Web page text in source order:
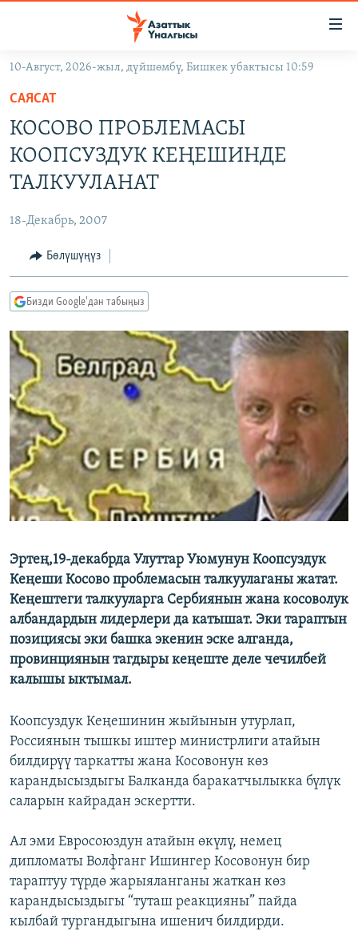
Навигацияга
өтүңүз
Издөөгө
салыңыз
САЯСАТ
МАДАНИЯТ
ДҮЙНӨ
УКРАИНА
ТВ ПРОГРАММАЛАР
БҮГҮН АЗАТТЫКТА
ДАНИСТЕ
ЭЖЕ-СИҢДИЛЕР
АЗАТТЫК+
ЫҢГАЙСЫЗ СУРООЛОР
ПОДКАСТ
Русский
ОНЛАЙН ШЕРИНЕ
ЭЕ/АРнун бардык сайттары
10-Август, 2026-жыл, дүйшөмбү, Бишкек убактысы 10:59
САЯСАТ
КОСОВО ПРОБЛЕМАСЫ
КООПСУЗДУК КЕҢЕШИНДЕ
ТАЛКУУЛАНАТ
18-Декабрь, 2007
Бөлүшүңүз
Бизди Google'дан табыңыз
Эртең,19-декабрда Улуттар Уюмунун Коопсуздук
Кеңеши Косово проблемасын талкуулаганы жатат.
Кеңештеги талкууларга Сербиянын жана косоволук
албандардын лидерлери да катышат. Эки тараптын
позициясы эки башка экенин эске алганда,
провинциянын тагдыры кеңеште деле чечилбей
калышы ыктымал.
Коопсуздук Кеңешинин жыйынын утурлап,
Россиянын тышкы иштер министрлиги атайын
билдирүү таркатты жана Косовонун көз
карандысыздыгы Балканда баракатчылыкка бүлүк
саларын кайрадан эскертти.
Ал эми Евросоюздун атайын өкүлү, немец
дипломаты Волфганг Ишингер Косовонун бир
тараптуу түрдө жарыяланганы жаткан көз
карандысыздыгы “туташ реакцияны” пайда
кылбай тургандыгына ишенич билдирди.